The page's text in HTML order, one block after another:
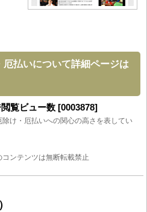
払いについて詳細ページは
覧ビュー数 [0003878]
け・厄払いへの関心の高さを表してい
ンテンツは無断転載禁止